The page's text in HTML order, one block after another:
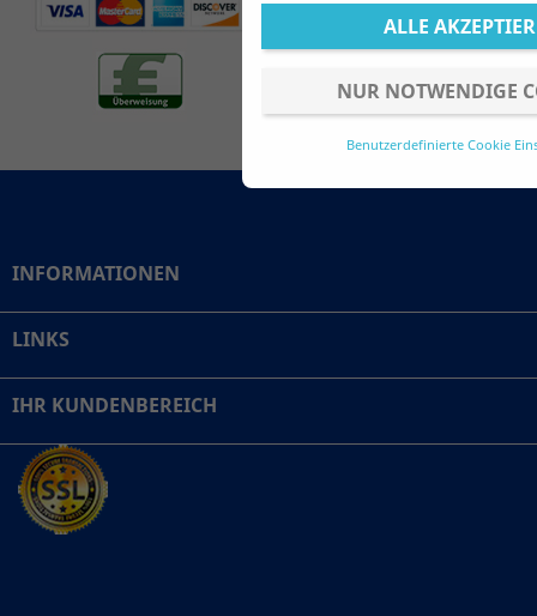
ALLE
NUR NOTWENDIGE
Benutzerdefinierte Cookie
INFORMATIONEN
LINKS
IHR KUNDENBEREICH